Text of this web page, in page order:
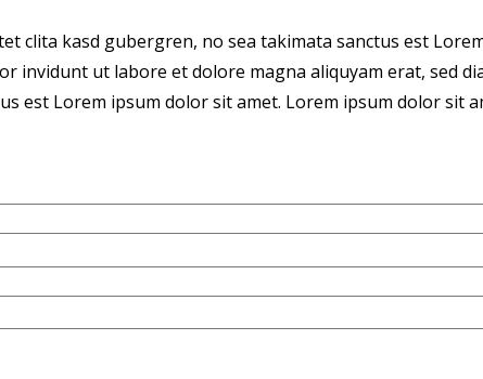
clita kasd gubergren, no sea takimata sanctus est
invidunt ut labore et dolore magna aliquyam erat, sed
est Lorem ipsum dolor sit amet. Lorem ipsum dolor sit